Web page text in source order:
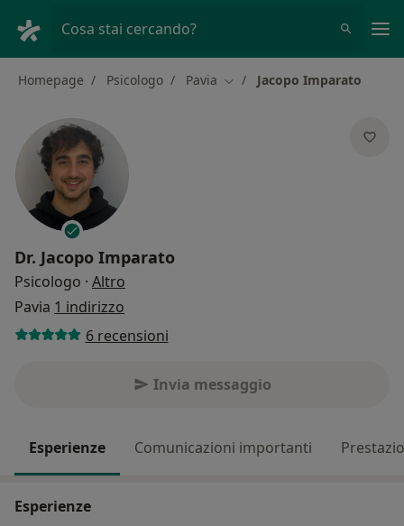
Cosa stai cercando?
Homepage Psicologo Pavia Cambia città
Jacopo Imparato
Dr. Jacopo Imparato
Psicologo · Altro
Pavia 1 indirizzo
6 recensioni
Invia messaggio
Esperienze Comunicazioni importanti
Esperienze